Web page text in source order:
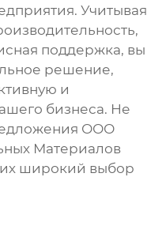
Учитывая
поддержка, вы
решение,
и
бизнеса. Не
ООО
Материалов
широкий выбор